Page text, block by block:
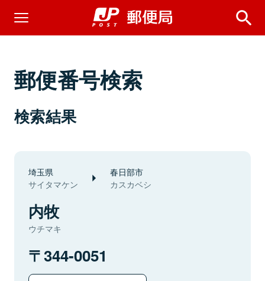
郵便番号検索
検索結果
埼玉県
サイタマケン
春日部市
カスカベシ
内牧
ウチマキ
344-0051